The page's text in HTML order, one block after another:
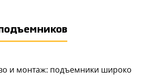
и монтаж: подъемники широко